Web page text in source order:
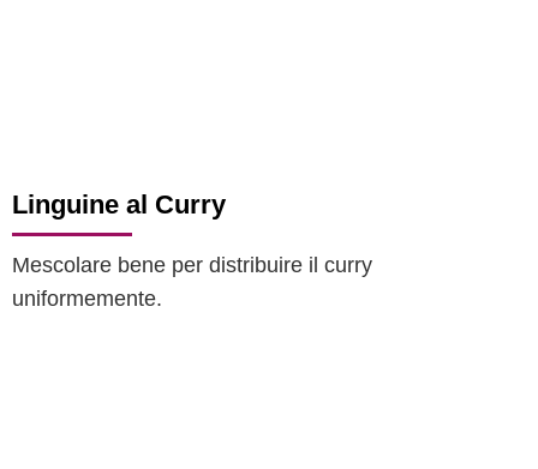
Linguine al Curry
Mescolare bene per distribuire il curry
uniformemente.